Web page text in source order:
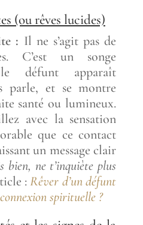
(ou rêves lucides)
: Il ne s’agit pas de
C’est un songe
défunt apparaît
parle, et se montre
santé ou lumineux.
avec la sensation
que ce contact
un message clair
bien, ne t’inquiète plus
:Rêver d’un défunt
spirituelle ?